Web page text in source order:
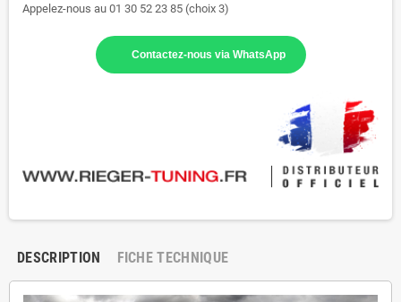
Appelez-nous au 01 30 52 23 85 (choix 3)
Contactez-nous via WhatsApp
DESCRIPTION FICHE TECHNIQUE